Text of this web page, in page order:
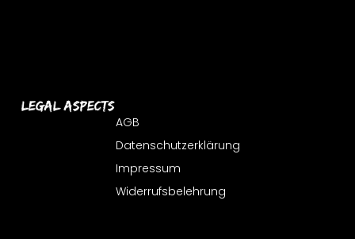
Legal Aspects
AGB
Datenschutzerklärung
Impressum
Widerrufsbelehrung